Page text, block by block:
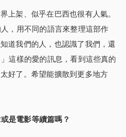
上架、似乎在巴西也很有人氣。
，用不同的語言來整理這部作
道我們的人，也認識了我們，還
這樣的愛的訊息，看到這些真的
好了。希望能擴散到更多地方
是電影等續篇嗎？